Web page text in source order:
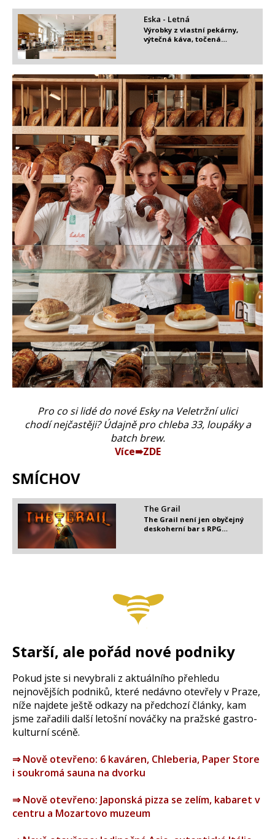
Eska - Letná
Výrobky z vlastní pekárny,
výtečná káva, točená…
Pro co si lidé do nové Esky na Veletržní ulici
chodí nejčastěji? Údajně pro chleba 33, loupáky a
batch brew.
Více➠ZDE
SMÍCHOV
The Grail
The Grail není jen obyčejný
deskoherní bar s RPG…
Starší, ale pořád nové podniky
Pokud jste si nevybrali z aktuálního přehledu
nejnovějších podniků, které nedávno otevřely v Praze,
níže najdete ještě odkazy na předchozí články, kam
jsme zařadili další letošní nováčky na pražské gastro-
kulturní scéně.
⇒ Nově otevřeno: 6 kaváren, Chleberia, Paper Store
i soukromá sauna na dvorku
⇒ Nově otevřeno: Japonská pizza se zelím, kabaret v
centru a Mozartovo muzeum